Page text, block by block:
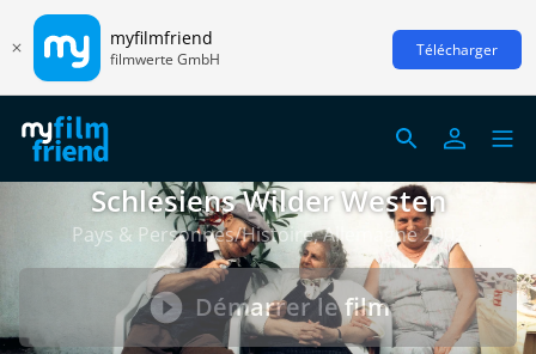
myfilmfriend
filmwerte GmbH Télécharger
Schlesiens Wilder Westen
Pays & Personnes/Histoire, Allemagne 2002
Démarrer le film